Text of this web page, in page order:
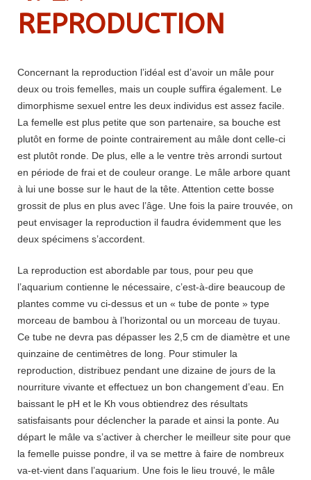
REPRODUCTION
Concernant la reproduction l’idéal est d’avoir un mâle pour
deux ou trois femelles, mais un couple suffira également. Le
dimorphisme sexuel entre les deux individus est assez facile.
La femelle est plus petite que son partenaire, sa bouche est
plutôt en forme de pointe contrairement au mâle dont celle-ci
est plutôt ronde. De plus, elle a le ventre très arrondi surtout
en période de frai et de couleur orange. Le mâle arbore quant
à lui une bosse sur le haut de la tête. Attention cette bosse
grossit de plus en plus avec l’âge. Une fois la paire trouvée, on
peut envisager la reproduction il faudra évidemment que les
deux spécimens s’accordent.
La reproduction est abordable par tous, pour peu que
l’aquarium contienne le nécessaire, c’est-à-dire beaucoup de
plantes comme vu ci-dessus et un « tube de ponte » type
morceau de bambou à l’horizontal ou un morceau de tuyau.
Ce tube ne devra pas dépasser les 2,5 cm de diamètre et une
quinzaine de centimètres de long. Pour stimuler la
reproduction, distribuez pendant une dizaine de jours de la
nourriture vivante et effectuez un bon changement d’eau. En
baissant le pH et le Kh vous obtiendrez des résultats
satisfaisants pour déclencher la parade et ainsi la ponte. Au
départ le mâle va s’activer à chercher le meilleur site pour que
la femelle puisse pondre, il va se mettre à faire de nombreux
va-et-vient dans l’aquarium. Une fois le lieu trouvé, le mâle